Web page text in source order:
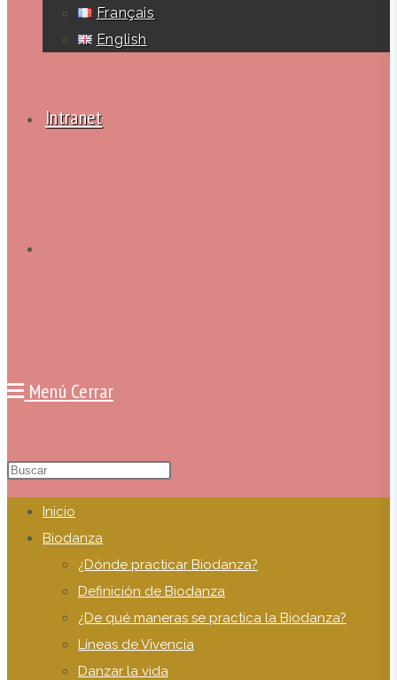
Français
English
Intranet
de
Menú Cerrar
Buscar
en
Pulsa
Escape
el
panel
de
búsqueda.
Inicio
Biodanza
¿Dónde practicar Biodanza?
Definición de Biodanza
¿De qué maneras se practica la Biodanza?
Líneas de Vivencia
Danzar la vida